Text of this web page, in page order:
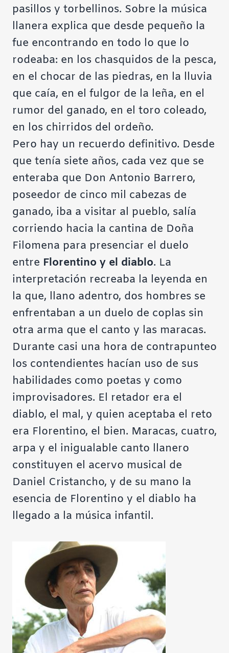
pasillos y torbellinos. Sobre la música
llanera explica que desde pequeño la
fue encontrando en todo lo que lo
rodeaba: en los chasquidos de la pesca,
en el chocar de las piedras, en la lluvia
que caía, en el fulgor de la leña, en el
rumor del ganado, en el toro coleado,
en los chirridos del ordeño.
Pero hay un recuerdo definitivo. Desde
que tenía siete años, cada vez que se
enteraba que Don Antonio Barrero,
poseedor de cinco mil cabezas de
ganado, iba a visitar al pueblo, salía
corriendo hacia la cantina de Doña
Filomena para presenciar el duelo
entre Florentino y el diablo. La
interpretación recreaba la leyenda en
la que, llano adentro, dos hombres se
enfrentaban a un duelo de coplas sin
otra arma que el canto y las maracas.
Durante casi una hora de contrapunteo
los contendientes hacían uso de sus
habilidades como poetas y como
improvisadores. El retador era el
diablo, el mal, y quien aceptaba el reto
era Florentino, el bien. Maracas, cuatro,
arpa y el inigualable canto llanero
constituyen el acervo musical de
Daniel Cristancho, y de su mano la
esencia de Florentino y el diablo ha
llegado a la música infantil.